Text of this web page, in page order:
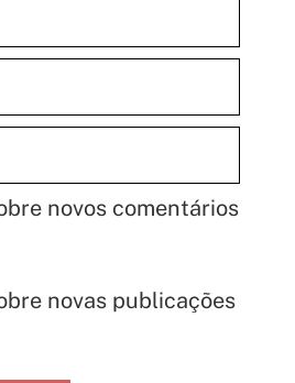
novos comentários
novas publicações